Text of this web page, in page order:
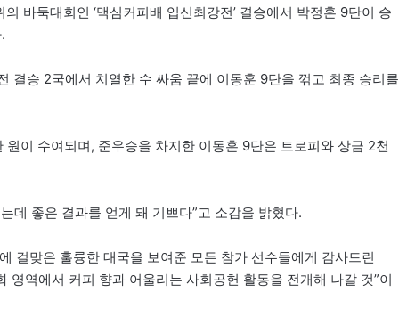
바둑대회인 ‘맥심커피배 입신최강전’ 결승에서 박정훈 9단이 승
결승 2국에서 치열한 수 싸움 끝에 이동훈 9단을 꺾고 최종 승리를
이 수여되며, 준우승을 차지한 이동훈 9단은 트로피와 상금 2천
데 좋은 결과를 얻게 돼 기쁘다”고 소감을 밝혔다.
걸맞은 훌륭한 대국을 보여준 모든 참가 선수들에게 감사드린
영역에서 커피 향과 어울리는 사회공헌 활동을 전개해 나갈 것”이